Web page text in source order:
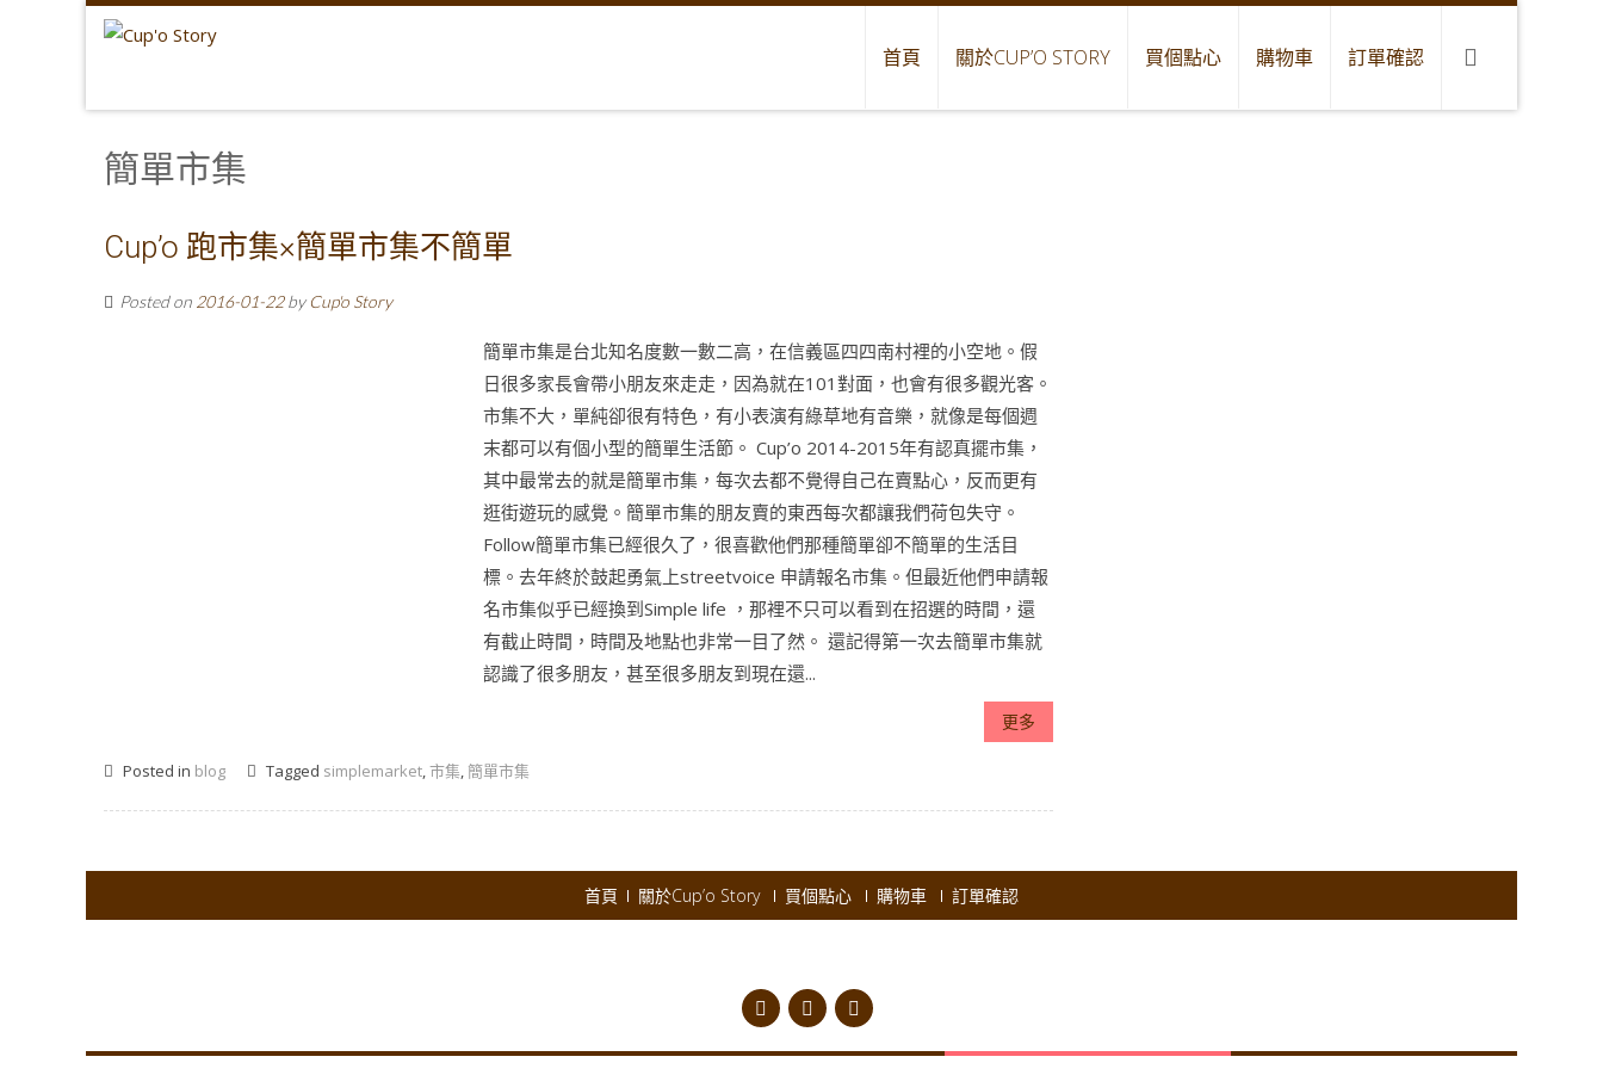
首頁 關於CUP’O STORY 買個點心 購物車 訂單確認
簡單市集
Cup’o 跑市集×簡單市集不簡單
Posted on 2016-01-22by Cup'o Story
簡單市集是台北知名度數一數二高，在信義區四四南村裡的小空地。假
日很多家長會帶小朋友來走走，因為就在101對面，也會有很多觀光客。
市集不大，單純卻很有特色，有小表演有綠草地有音樂，就像是每個週
末都可以有個小型的簡單生活節。 Cup’o 2014-2015年有認真擺市集，
其中最常去的就是簡單市集，每次去都不覺得自己在賣點心，反而更有
逛街遊玩的感覺。簡單市集的朋友賣的東西每次都讓我們荷包失守。
Follow簡單市集已經很久了，很喜歡他們那種簡單卻不簡單的生活目
標。去年終於鼓起勇氣上streetvoice 申請報名市集。但最近他們申請報
名市集似乎已經換到Simple life ，那裡不只可以看到在招選的時間，還
有截止時間，時間及地點也非常一目了然。 還記得第一次去簡單市集就
認識了很多朋友，甚至很多朋友到現在還...
更多
Posted in blog Tagged simplemarket,市集, 簡單市集
首頁 關於Cup’o Story 買個點心 購物車 訂單確認